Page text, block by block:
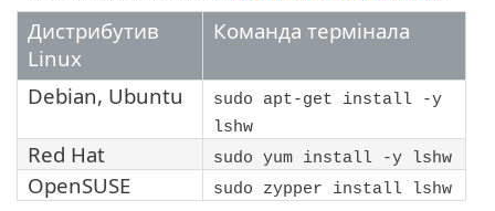
Дистрибутив
Linux
Команда термінала
Debian, Ubuntu
sudo apt-get install -y
lshw
Red Hat sudo yum install -y lshw
OpenSUSE sudo zypper install lshw